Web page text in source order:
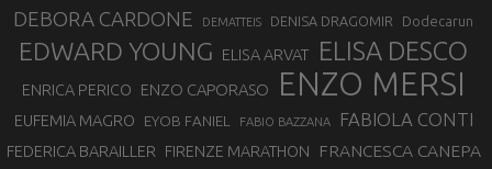
DEBORA CARDONE DEMATTEIS DENISA DRAGOMIR Dodecarun
EDWARD YOUNG ELISA ARVAT ELISA DESCO
ENRICA PERICO ENZO CAPORASO ENZO MERSI
EUFEMIA MAGRO EYOB FANIEL FABIO BAZZANA FABIOLA CONTI
FEDERICA BARAILLER FIRENZE MARATHON FRANCESCA CANEPA